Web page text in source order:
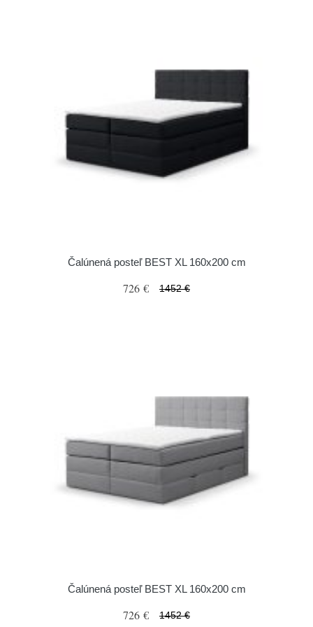
Čalúnená posteľ BEST XL 160x200 cm
726 € 1452 €
Čalúnená posteľ BEST XL 160x200 cm
726 € 1452 €